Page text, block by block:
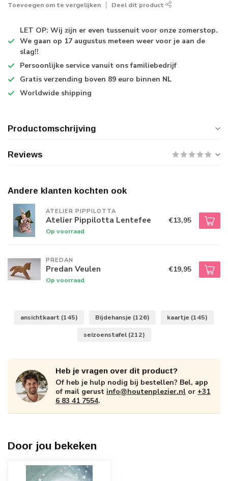
Toevoegen om te vergelijken Deel dit product
LET OP: Wij zijn er even tussenuit voor onze zomerstop.
We gaan op 17 augustus meteen weer voor je aan de
slag!!
Persoonlijke service vanuit ons familiebedrijf
Gratis verzending boven 89 euro binnen NL
Worldwide shipping
Productomschrijving
Reviews
Andere klanten kochten ook
ATELIER PIPPILOTTA
Atelier Pippilotta Lentefee
Op voorraad
€13,95
PREDAN
Predan Veulen
Op voorraad
€19,95
ansichtkaart (145) Bijdehansje (126) kaartje (145)
seizoenstafel (212)
Heb je vragen over dit product?
Of heb je hulp nodig bij bestellen? Bel, app
of mail gerust info@houtenplezier.nl or +31
6 83 41 7554.
Door jou bekeken